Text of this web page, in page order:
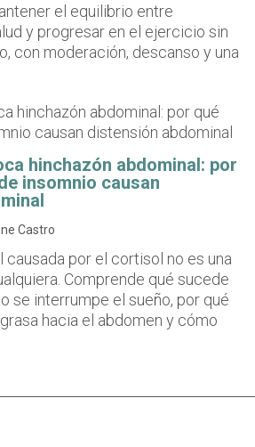
el equilibrio entre
y progresar en el ejercicio sin
con moderación, descanso y una
hinchazón abdominal: por
insomnio causan
Castro
causada por el cortisol no es una
Comprende qué sucede
se interrumpe el sueño, por qué
hacia el abdomen y cómo